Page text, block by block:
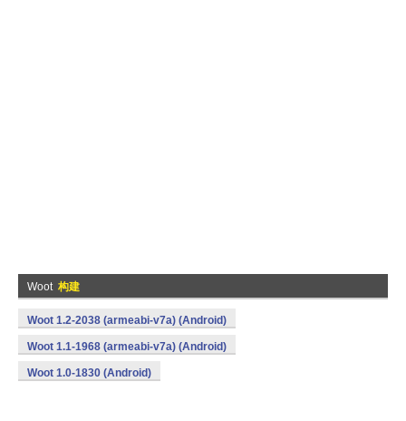
Woot 构建
Woot 1.2-2038 (armeabi-v7a) (Android)
Woot 1.1-1968 (armeabi-v7a) (Android)
Woot 1.0-1830 (Android)